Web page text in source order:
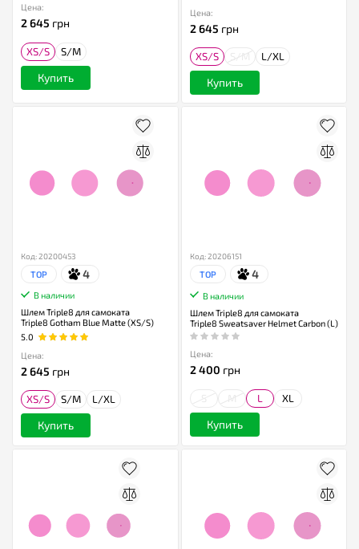
Цена:
2 645 грн
XS/S S/M
Купить
Цена:
2 645 грн
XS/S L/XL
Купить
Код: 20200453
TOP 4
В наличии
Шлем Triple8 для самоката
Triple8 Gotham Blue Matte (XS/S)
5.0
Цена:
2 645 грн
XS/S S/M L/XL
Купить
Код: 20206151
TOP 4
В наличии
Шлем Triple8 для самоката
Triple8 Sweatsaver Helmet Carbon (L)
Цена:
2 400 грн
L XL
Купить